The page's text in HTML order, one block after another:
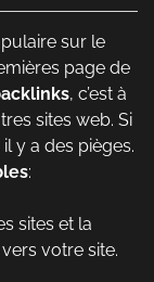
sur le
page de
, c’est à
sites web. Si
y a des pièges.
:
sites et la
votre site.